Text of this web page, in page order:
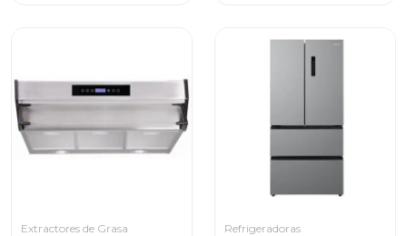
Extractores de Grasa Refrigeradoras